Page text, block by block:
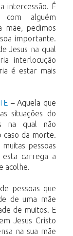
intercessão. É
com alguém
mãe, pedimos
importante.
Jesus na qual
interlocução
é estar mais
– Aquela que
situações do
na qual não
caso da morte.
pessoas
carrega a
acolhe.
pessoas que
de uma mãe
de muitos. E
Jesus Cristo
na sua mãe